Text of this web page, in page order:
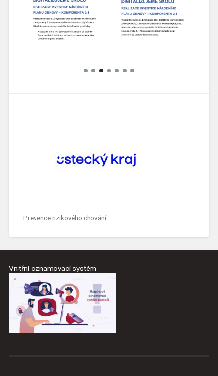
Prevence rizikového chování
Vnitřní oznamovací systém